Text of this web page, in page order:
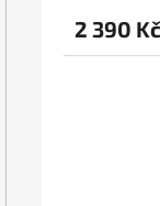
2 390 Kč